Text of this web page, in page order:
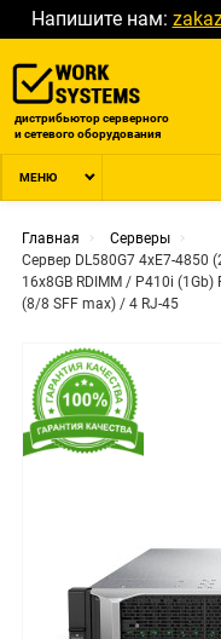
Напишите нам:
дистрибьютор серверного
и сетевого оборудования
МЕНЮ
Главная
Серверы
Сервер DL580G7 4xE7-4850
16x8GB RDIMM / P410i (1Gb)
(8/8 SFF max) / 4 RJ-45